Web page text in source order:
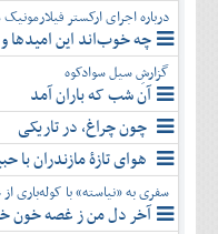
درباره اجرای ارکستر فیلارمونیک
چه خوب‌اند این امیدها
گزارشِ سیل سوادکوه
آن شب که باران آمد
چون چراغ، در تاریکی
هوای تازۀ مازندران
سفری به «نیاسته» با کوله‌باری
آخر دل من ز غصه خون